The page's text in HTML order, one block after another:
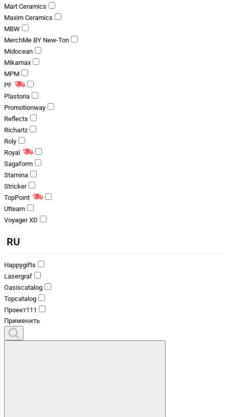
Mart Ceramics
Maxim Ceramics
MBW
MerchMe BY New-Ton
Midocean
Mikamax
MPM
PF
Plastoria
Promotionway
Reflects
Richartz
Roly
Royal
Sagaform
Stamina
Stricker
TopPoint
Utteam
Voyager XD
RU
Happygifts
Lasergraf
Oasiscatalog
Topcatalog
Проект111
Применить